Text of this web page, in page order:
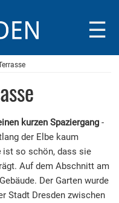
☰
kurzen Spaziergang-
der Elbe kaum
ist so schön, dass sie
Auf dem Abschnitt am
Der Garten wurde
Stadt Dresden zwischen